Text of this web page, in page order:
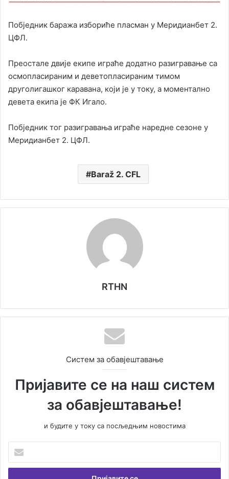
Побједник баража избориће пласман у Меридианбет 2.
ЦФЛ.
Преостале двије екипе играће додатно разигравање са
осмопласираним и деветопласираним тимом
друголигашког каравана, који је у току, а моментално
девета екипа је ФК Игало.
Побједник тог разигравања играће наредне сезоне у
Меридианбет 2. ЦФЛ.
Baraž 2. CFL
RTHN
Систем за обавјештавање
Пријавите се на наш систем
за обавјештавање!
и будите у току са посљедњим новостима
е